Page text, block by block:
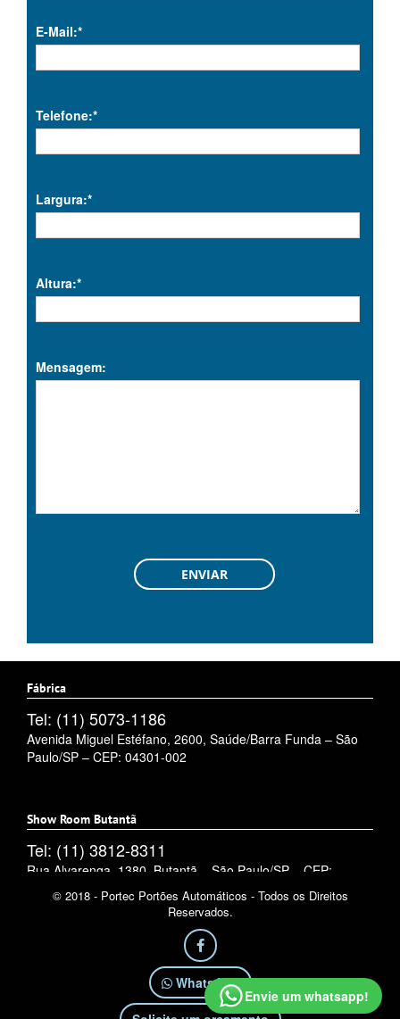
E-Mail:*
Telefone:*
Largura:*
Altura:*
Mensagem:
Fábrica
Tel: (11) 5073-1186
Avenida Miguel Estéfano, 2600, Saúde/Barra Funda – São
Paulo/SP – CEP: 04301-002
Show Room Butantã
Tel: (11) 3812-8311
Rua Alvarenga, 1380, Butantã – São Paulo/SP – CEP:
© 2018 - Portec Portões Automáticos - Todos os Direitos
Reservados.
WhatsApp
Envie um whatsapp!